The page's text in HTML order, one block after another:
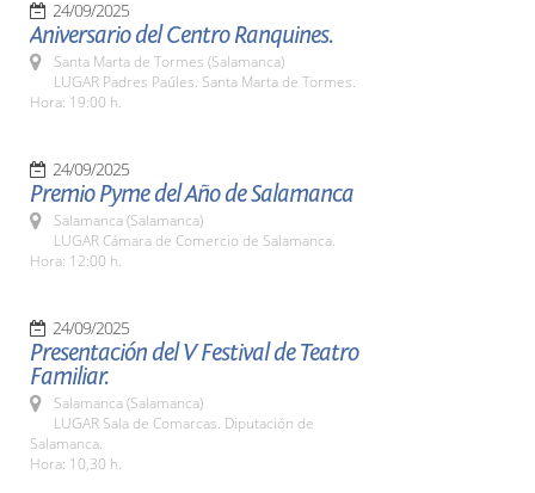
24/09/2025
Aniversario del Centro Ranquines.
Santa Marta de Tormes (Salamanca)
LUGAR Padres Paúles. Santa Marta de Tormes.
Hora: 19:00 h.
24/09/2025
Premio Pyme del Año de Salamanca
Salamanca (Salamanca)
LUGAR Cámara de Comercio de Salamanca.
Hora: 12:00 h.
24/09/2025
Presentación del V Festival de Teatro
Familiar.
Salamanca (Salamanca)
LUGAR Sala de Comarcas. Diputación de
Salamanca.
Hora: 10,30 h.